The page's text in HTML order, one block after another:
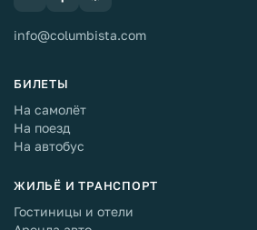
info@columbista.com
БИЛЕТЫ
На самолёт
На поезд
На автобус
ЖИЛЬЁ И ТРАНСПОРТ
Гостиницы и отели